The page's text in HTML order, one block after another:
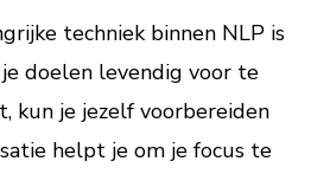
techniek binnen NLP is
doelen levendig voor te
kun je jezelf voorbereiden
helpt je om je focus te